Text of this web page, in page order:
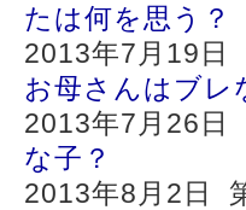
たは何を思う？
2013年7月19日
お母さんはブレ
2013年7月26日
な子？
2013年8月2日